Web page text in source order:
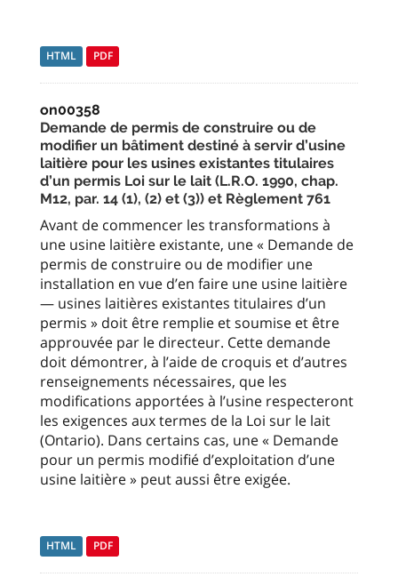
HTML PDF
on00358
Demande de permis de construire ou de
modifier un bâtiment destiné à servir d’usine
laitière pour les usines existantes titulaires
d’un permis Loi sur le lait (L.R.O. 1990, chap.
M12, par. 14 (1), (2) et (3)) et Règlement 761
Avant de commencer les transformations à
une usine laitière existante, une « Demande de
permis de construire ou de modifier une
installation en vue d’en faire une usine laitière
— usines laitières existantes titulaires d’un
permis » doit être remplie et soumise et être
approuvée par le directeur. Cette demande
doit démontrer, à l’aide de croquis et d’autres
renseignements nécessaires, que les
modifications apportées à l’usine respecteront
les exigences aux termes de la Loi sur le lait
(Ontario). Dans certains cas, une « Demande
pour un permis modifié d’exploitation d’une
usine laitière » peut aussi être exigée.
HTML PDF